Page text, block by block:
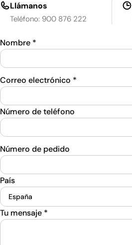
Llámanos
Teléfono: 900 876 222
Nombre *
Correo electrónico *
Número de teléfono
Número de pedido
País
Tu mensaje *